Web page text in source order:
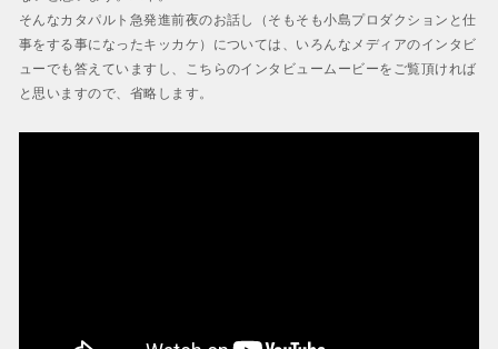
そんなカタパルト急発進前夜のお話し（そもそも小島プロダクションと仕
事をする事になったキッカケ）については、いろんなメディアのインタビ
ューでも答えていますし、こちらのインタビュームービーをご覧頂ければ
と思いますので、省略します。